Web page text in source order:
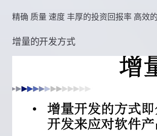
精确 质量 速度 丰厚的投资回报率 高效
增量的开发方式